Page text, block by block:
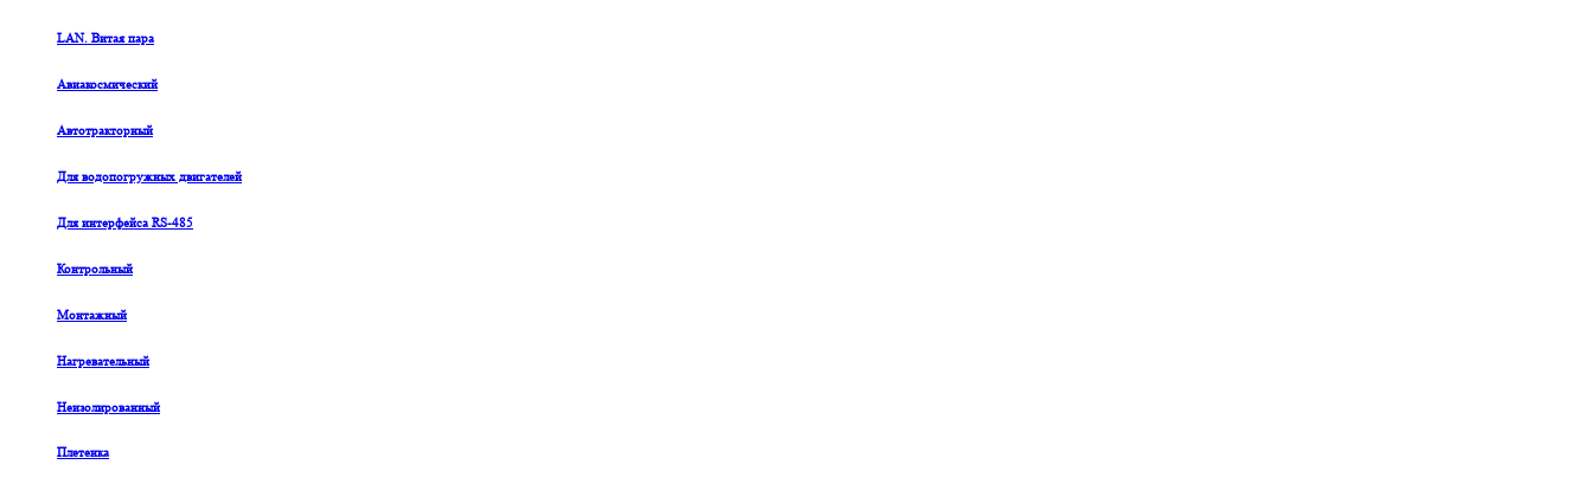
LAN. Витая пара
Авиакосмический
Автотракторный
Для водопогружных двигателей
Для интерфейса RS-485
Контрольный
Монтажный
Нагревательный
Неизолированный
Плетенка